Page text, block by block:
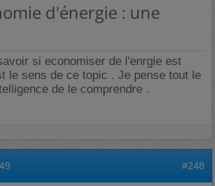
d'énergie : une
si economiser de l'enrgie est
le sens de ce topic . Je pense tout le
de le comprendre .
#248